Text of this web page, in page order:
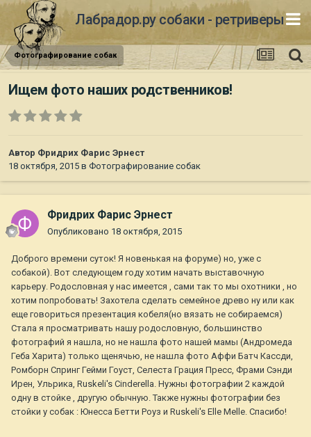
Лабрадор.ру собаки - ретриверы
Фотографирование собак
Ищем фото наших родственников!
Автор Фридрих Фарис Эрнест
18 октября, 2015 в Фотографирование собак
Фридрих Фарис Эрнест
Опубликовано 18 октября, 2015
Доброго времени суток! Я новенькая на форуме) но, уже с
собакой). Вот следующем году хотим начать выставочную
карьеру. Родословная у нас имеется , сами так то мы охотники , но
хотим попробовать! Захотела сделать семейное древо ну или как
еще говориться презентация кобеля(но вязать не собираемся)
Стала я просматривать нашу родословную, большинство
фотографий я нашла, но не нашла фото нашей мамы (Андромеда
Геба Харита) только щенячью, не нашла фото Аффи Батч Кассди,
Ромборн Спринг Гейми Гоуст, Селеста Грация Пресс, Фрами Сэнди
Ирен, Ульрика, Ruskeli's Cinderella. Нужны фотографии 2 каждой
одну в стойке , другую обычную. Также нужны фотографии без
стойки у собак : Юнесса Бетти Роуз и Ruskeli's Elle Melle. Спасибо!